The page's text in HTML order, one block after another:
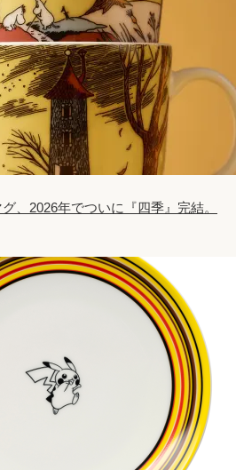
、2026年でついに『四季』完結。